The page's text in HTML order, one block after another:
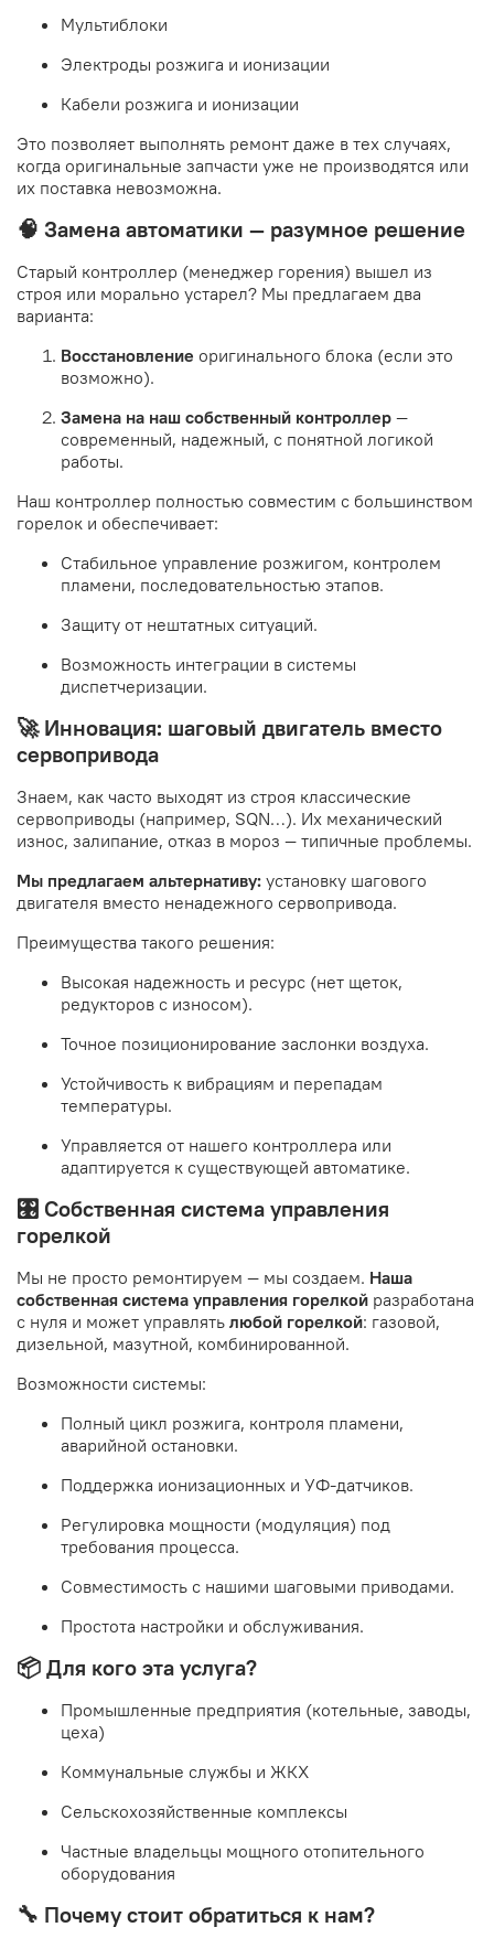
Мультиблоки
Электроды розжига и ионизации
Кабели розжига и ионизации
Это позволяет выполнять ремонт даже в тех случаях,
когда оригинальные запчасти уже не производятся или
их поставка невозможна.
🧠 Замена автоматики — разумное решение
Старый контроллер (менеджер горения) вышел из
строя или морально устарел? Мы предлагаем два
варианта:
Восстановление оригинального блока (если это
возможно).
Замена на наш собственный контроллер —
современный, надежный, с понятной логикой
работы.
Наш контроллер полностью совместим с большинством
горелок и обеспечивает:
Стабильное управление розжигом, контролем
пламени, последовательностью этапов.
Защиту от нештатных ситуаций.
Возможность интеграции в системы
диспетчеризации.
🚀 Инновация: шаговый двигатель вместо
сервопривода
Знаем, как часто выходят из строя классические
сервоприводы (например, SQN…). Их механический
износ, залипание, отказ в мороз — типичные проблемы.
Мы предлагаем альтернативу: установку шагового
двигателя вместо ненадежного сервопривода.
Преимущества такого решения:
Высокая надежность и ресурс (нет щеток,
редукторов с износом).
Точное позиционирование заслонки воздуха.
Устойчивость к вибрациям и перепадам
температуры.
Управляется от нашего контроллера или
адаптируется к существующей автоматике.
🎛️ Собственная система управления
горелкой
Мы не просто ремонтируем — мы создаем. Наша
собственная система управления горелкой разработана
с нуля и может управлять любой горелкой: газовой,
дизельной, мазутной, комбинированной.
Возможности системы:
Полный цикл розжига, контроля пламени,
аварийной остановки.
Поддержка ионизационных и УФ-датчиков.
Регулировка мощности (модуляция) под
требования процесса.
Совместимость с нашими шаговыми приводами.
Простота настройки и обслуживания.
📦 Для кого эта услуга?
Промышленные предприятия (котельные, заводы,
цеха)
Коммунальные службы и ЖКХ
Сельскохозяйственные комплексы
Частные владельцы мощного отопительного
оборудования
🔧 Почему стоит обратиться к нам?